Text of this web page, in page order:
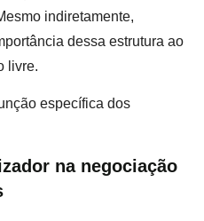
indiretamente,
dessa estrutura ao
livre.
específica dos
na negociação